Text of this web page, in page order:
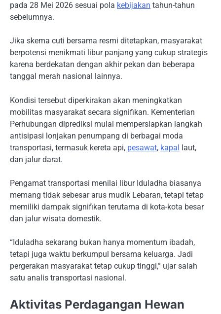
pada 28 Mei 2026 sesuai pola kebijakan tahun-tahun
sebelumnya.
Jika skema cuti bersama resmi ditetapkan, masyarakat
berpotensi menikmati libur panjang yang cukup strategis
karena berdekatan dengan akhir pekan dan beberapa
tanggal merah nasional lainnya.
Kondisi tersebut diperkirakan akan meningkatkan
mobilitas masyarakat secara signifikan. Kementerian
Perhubungan diprediksi mulai mempersiapkan langkah
antisipasi lonjakan penumpang di berbagai moda
transportasi, termasuk kereta api, pesawat, kapal laut,
dan jalur darat.
Pengamat transportasi menilai libur Iduladha biasanya
memang tidak sebesar arus mudik Lebaran, tetapi tetap
memiliki dampak signifikan terutama di kota-kota besar
dan jalur wisata domestik.
“Iduladha sekarang bukan hanya momentum ibadah,
tetapi juga waktu berkumpul bersama keluarga. Jadi
pergerakan masyarakat tetap cukup tinggi,” ujar salah
satu analis transportasi nasional.
Aktivitas Perdagangan Hewan